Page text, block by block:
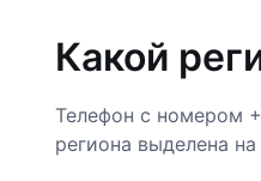
Какой
Телефон с номером
региона выделена на